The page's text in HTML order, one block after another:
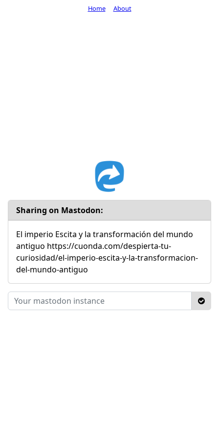
Sharing on Mastodon:
El imperio Escita y la transformación del mundo
antiguo https://cuonda.com/despierta-tu-
curiosidad/el-imperio-escita-y-la-transformacion-
del-mundo-antiguo
Home About